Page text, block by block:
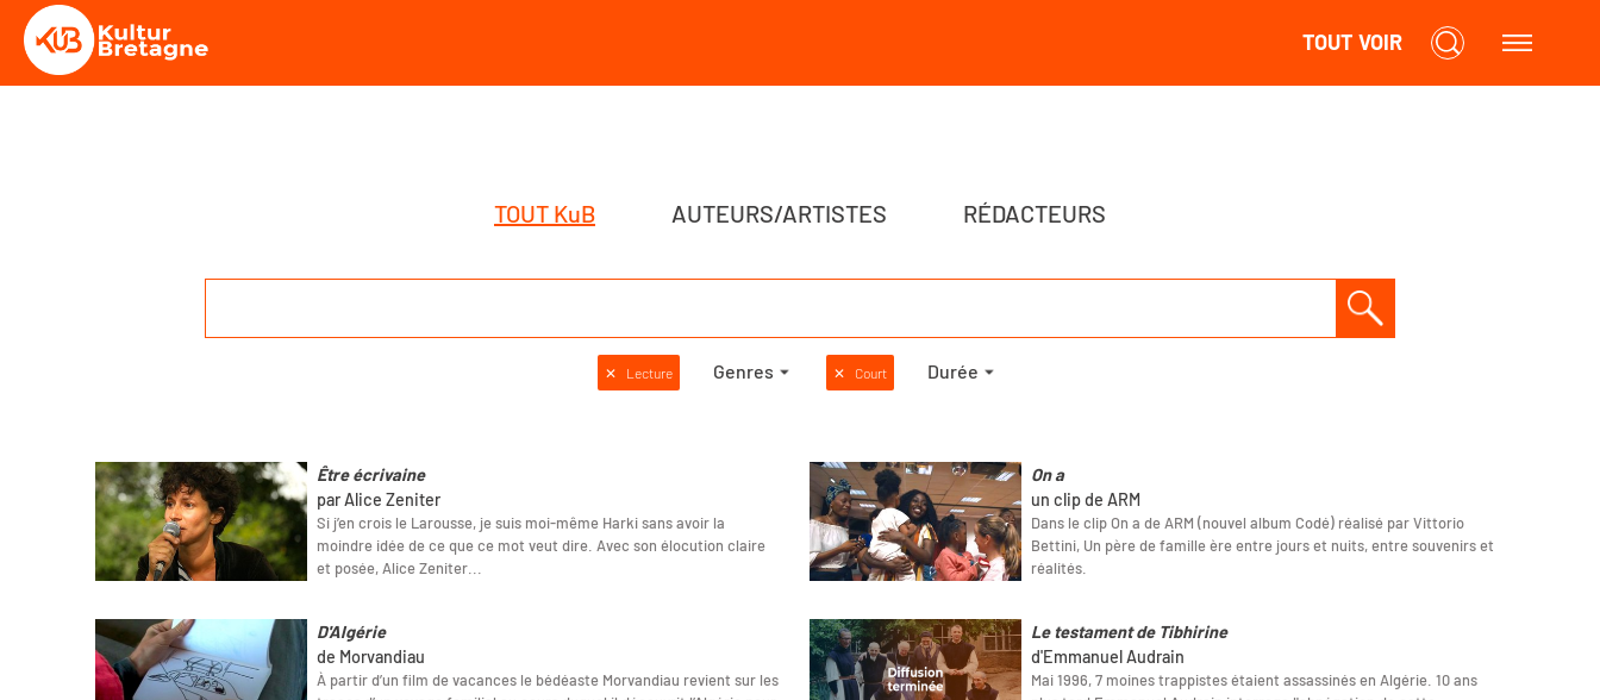
TOUT VOIR
TOUT KuB AUTEURS/ARTISTES RÉDACTEURS
✕ Lecture Genres ✕ Court Durée
Être écrivaine
par Alice Zeniter
Si j’en crois le Larousse, je suis moi-même Harki sans avoir la
moindre idée de ce que ce mot veut dire. Avec son élocution claire
et posée, Alice Zeniter...
On a
un clip de ARM
Dans le clip On a de ARM (nouvel album Codé) réalisé par Vittorio
Bettini, Un père de famille ère entre jours et nuits, entre souvenirs et
réalités.
D'Algérie
de Morvandiau
À partir d’un film de vacances le bédéaste Morvandiau revient sur les
Le testament de Tibhirine
d'Emmanuel Audrain
Mai 1996, 7 moines trappistes étaient assassinés en Algérie. 10 ans